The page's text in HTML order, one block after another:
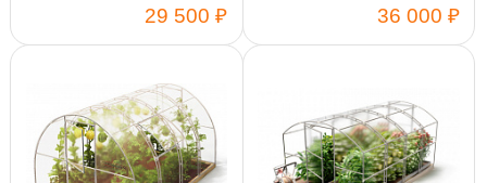
29 500 ₽ 36 000 ₽
Vinterhas Phyto
Vinterhas